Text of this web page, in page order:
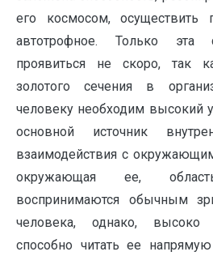
его космосом, осуществить
автотрофное. Только эта
проявиться не скоро, так
золотого сечения в
человеку необходим высокий
основной источник
взаимодействия с
окружающая ее,
воспринимаются обычным
человека, однако, высоко
способно читать ее